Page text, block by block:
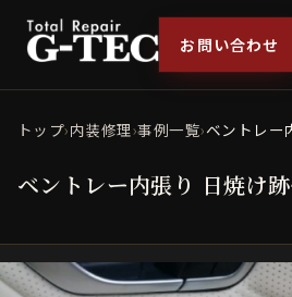
お問い合わせ
トップ›内装修理›事例一覧›ベントレー
ベントレー内張り 日焼け